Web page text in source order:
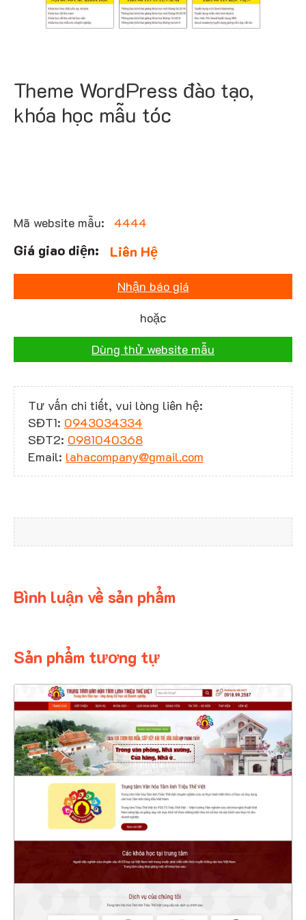
Theme WordPress đào tạo,
khóa học mẫu tóc
Mã website mẫu: 4444
Liên Hệ
Nhận báo giá
hoặc
Dùng thử website mẫu
Tư vấn chi tiết, vui lòng liên hệ:
SĐT1: 0943034334
SĐT2: 0981040368
Email: lahacompany@gmail.com
Bình luận về sản phẩm
Sản phẩm tương tự
4555
CHI TIẾT